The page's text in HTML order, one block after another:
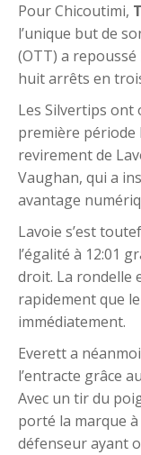
Pour Chicoutimi,
l’unique but de
(OTT) a repoussé
huit arrêts en
Les Silvertips ont
première période
revirement de
Vaughan, qui a
avantage
Lavoie s’est
l’égalité à 12:01
droit. La rondelle
rapidement que
immédiatement.
Everett a
l’entracte grâce
Avec un tir du
porté la marque
défenseur ayant